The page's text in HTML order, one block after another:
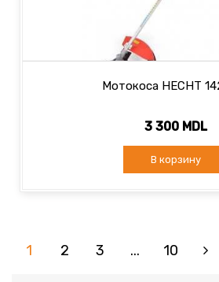
Мотокоса HECHT
3 300 MDL
В корзину
1 2 3 ... 10